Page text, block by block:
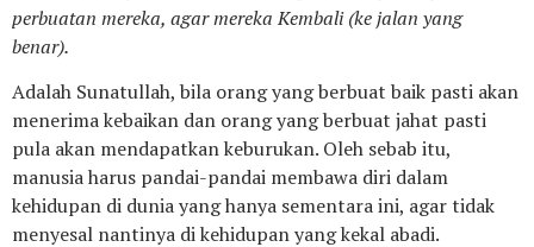
perbuatan mereka, agar mereka Kembali (ke jalan yang
benar).
Adalah Sunatullah, bila orang yang berbuat baik pasti akan
menerima kebaikan dan orang yang berbuat jahat pasti
pula akan mendapatkan keburukan. Oleh sebab itu,
manusia harus pandai-pandai membawa diri dalam
kehidupan di dunia yang hanya sementara ini, agar tidak
menyesal nantinya di kehidupan yang kekal abadi.